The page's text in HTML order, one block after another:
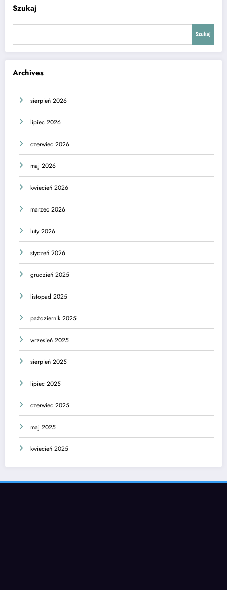
Szukaj
Szukaj
Archives
sierpień 2026
lipiec 2026
czerwiec 2026
maj 2026
kwiecień 2026
marzec 2026
luty 2026
styczeń 2026
grudzień 2025
listopad 2025
październik 2025
wrzesień 2025
sierpień 2025
lipiec 2025
czerwiec 2025
maj 2025
kwiecień 2025